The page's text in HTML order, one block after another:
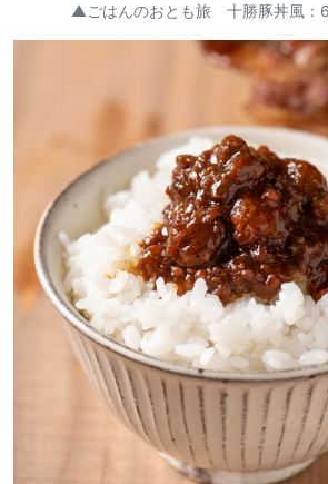
▲ごはんのおとも旅 十勝豚丼風：